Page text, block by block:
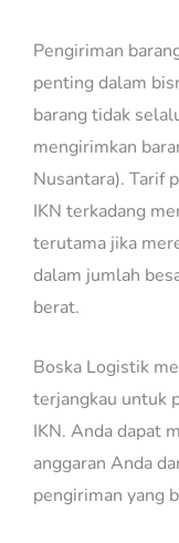
Pengiriman
penting dalam
barang tidak
mengirimkan
Nusantara). Tarif
IKN terkadang
terutama jika
dalam jumlah
berat.
Boska Logistik
terjangkau untuk
IKN. Anda dapat
anggaran Anda
pengiriman yang